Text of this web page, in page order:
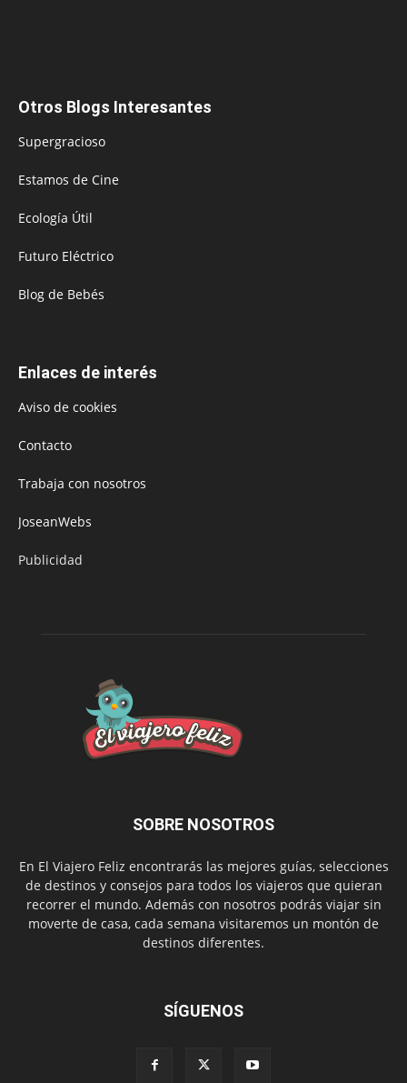
Otros Blogs Interesantes
Supergracioso
Estamos de Cine
Ecología Útil
Futuro Eléctrico
Blog de Bebés
Enlaces de interés
Aviso de cookies
Contacto
Trabaja con nosotros
JoseanWebs
Publicidad
SOBRE NOSOTROS
En El Viajero Feliz encontrarás las mejores guías, selecciones
de destinos y consejos para todos los viajeros que quieran
recorrer el mundo. Además con nosotros podrás viajar sin
moverte de casa, cada semana visitaremos un montón de
destinos diferentes.
SÍGUENOS